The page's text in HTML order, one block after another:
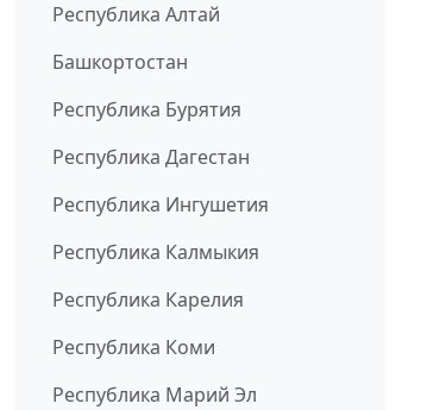
Республика Алтай
Башкортостан
Республика Бурятия
Республика Дагестан
Республика Ингушетия
Республика Калмыкия
Республика Карелия
Республика Коми
Республика Марий Эл